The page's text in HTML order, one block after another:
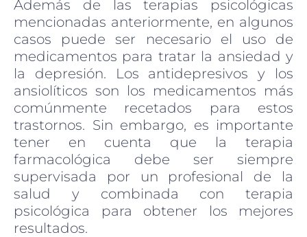
Además de las terapias psicológicas
mencionadas anteriormente, en algunos
casos puede ser necesario el uso de
medicamentos para tratar la ansiedad y
la depresión. Los antidepresivos y los
ansiolíticos son los medicamentos más
comúnmente recetados para estos
trastornos. Sin embargo, es importante
tener en cuenta que la terapia
farmacológica debe ser siempre
supervisada por un profesional de la
salud y combinada con terapia
psicológica para obtener los mejores
resultados.